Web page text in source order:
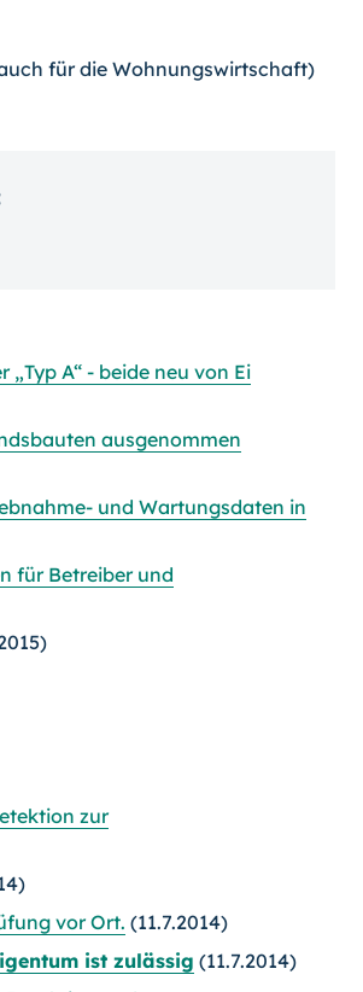
für die Wohnungswirt­schaft)
A“ - beide neu von Ei
ausgenommen
und Wartungsdaten in
für Betreiber und
zur
vor Ort. (11.7.2014)
ist zulässig (11.7.2014)